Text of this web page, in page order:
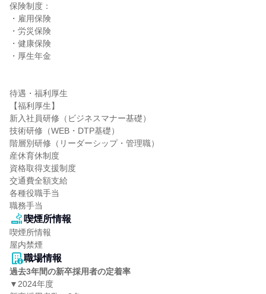
保険制度：
・雇用保険
・労災保険
・健康保険
・厚生年金
待遇・福利厚生
【福利厚生】
新入社員研修（ビジネスマナー基礎）
技術研修（WEB・DTP基礎）
階層別研修（リーダーシップ・管理職）
産休育休制度
資格取得支援制度
交通費全額支給
各種役職手当
職務手当
喫煙所情報
喫煙所情報
屋内禁煙
職場情報
過去3年間の新卒採用者の定着率
▼2024年度